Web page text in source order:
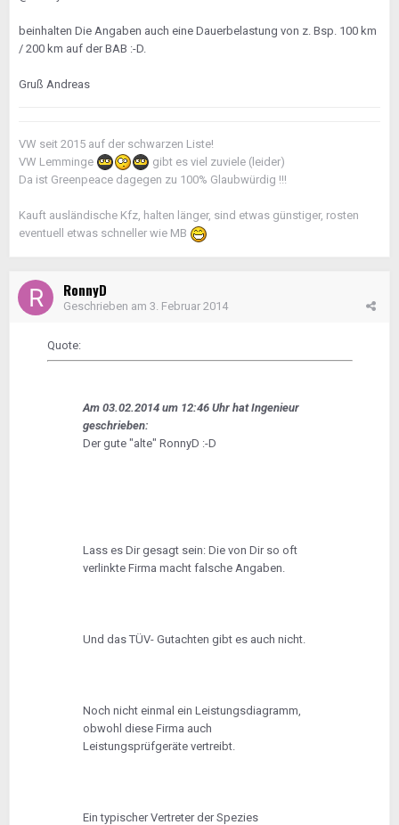
beinhalten Die Angaben auch eine Dauerbelastung von z. Bsp. 100 km
/ 200 km auf der BAB :-D.
Gruß Andreas
VW seit 2015 auf der schwarzen Liste!
VW Lemminge
gibt es viel zuviele (leider)
Da ist Greenpeace dagegen zu 100% Glaubwürdig !!!
Kauft ausländische Kfz, halten länger, sind etwas günstiger, rosten
eventuell etwas schneller wie MB
RonnyD
Geschrieben am 3. Februar 2014
Quote:
Am 03.02.2014 um 12:46 Uhr hat Ingenieur
geschrieben:
Der gute "alte" RonnyD :-D
Lass es Dir gesagt sein: Die von Dir so oft
verlinkte Firma macht falsche Angaben.
Und das TÜV- Gutachten gibt es auch nicht.
Noch nicht einmal ein Leistungsdiagramm,
obwohl diese Firma auch
Leistungsprüfgeräte vertreibt.
Ein typischer Vertreter der Spezies